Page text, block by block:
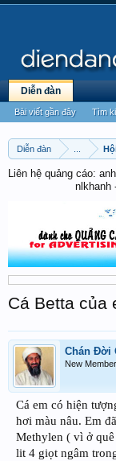
Diễn đàn
Liên hệ quảng cáo:
nlkhanh
Cá Betta của
Chán Đời
New Member
Cá em có hiện
hơi màu nâu. Em
Methylen ( vì ở
lit 4 giọt ngâm
Diễn đàn
Bài viết gần đây Tìm